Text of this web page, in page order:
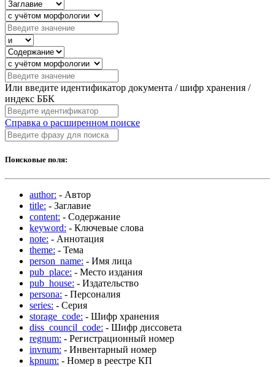
Или введите идентификатор документа / шифр хранения /
индекс ББК
Справка о расширенном поиске
Поисковые поля:
author: - Автор
title: - Заглавие
content: - Содержание
keyword: - Ключевые слова
note: - Аннотация
theme: - Тема
person_name: - Имя лица
pub_place: - Место издания
pub_house: - Издательство
persona: - Персоналия
series: - Серия
storage_code: - Шифр хранения
diss_council_code: - Шифр диссовета
regnum: - Регистрационный номер
invnum: - Инвентарный номер
kpnum: - Номер в реестре КП